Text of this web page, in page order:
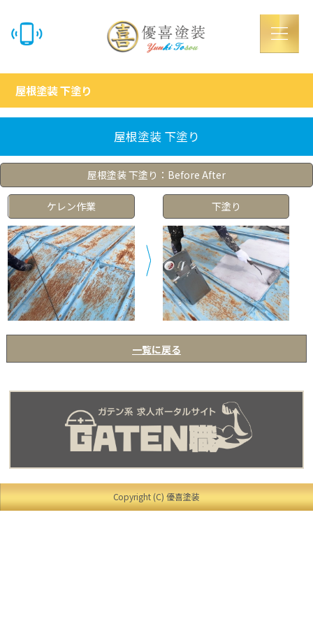
屋根塗装 下塗り
屋根塗装 下塗り
屋根塗装 下塗り：Before After
ケレン作業 下塗り
一覧に戻る
Copyright (C) 優喜塗装